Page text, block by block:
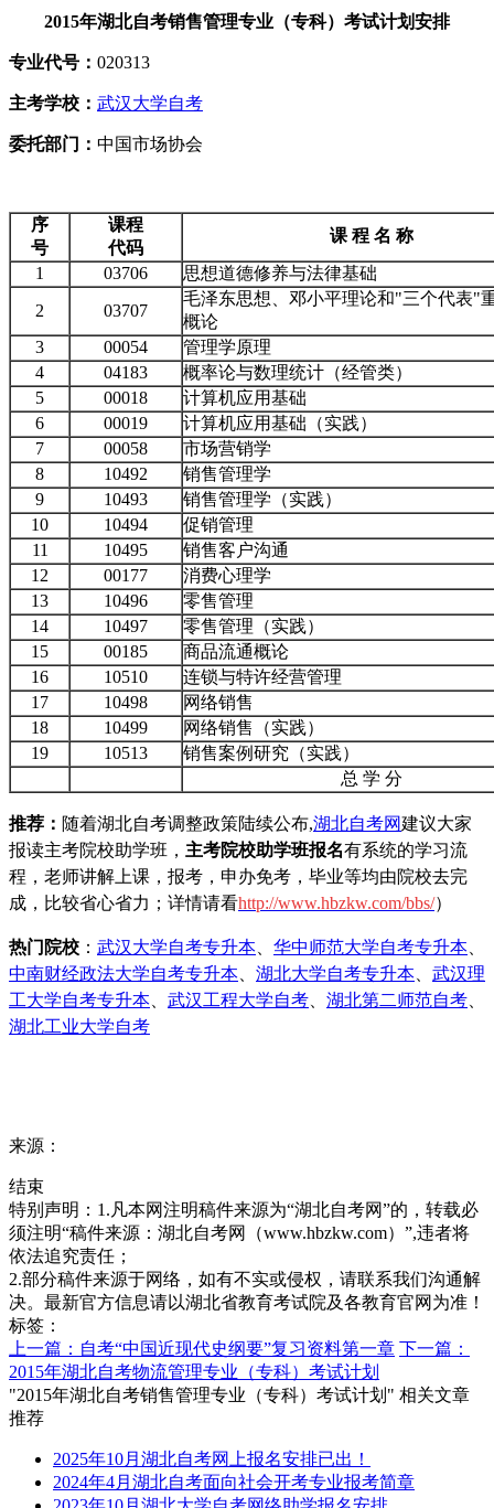
2015年湖北自考销售管理专业（专科）考试计划安排
专业代号： 020313
主考学校： 武汉大学自考
委托部门： 中国市场协会
序
号
课程
代码
课 程 名 称
1
03706
思想道德修养与法律基础
2
03707
毛泽东思想、邓小平理论和"三个代表"
概论
3
00054
管理学原理
4
04183
概率论与数理统计（经管类）
5
00018
计算机应用基础
6
00019
计算机应用基础（实践）
7
00058
市场营销学
8
10492
销售管理学
9
10493
销售管理学（实践）
10
10494
促销管理
11
10495
销售客户沟通
12
00177
消费心理学
13
10496
零售管理
14
10497
零售管理（实践）
15
00185
商品流通概论
16
10510
连锁与特许经营管理
17
10498
网络销售
18
10499
网络销售（实践）
19
10513
销售案例研究（实践）
总 学 分
推荐： 随着湖北自考调整政策陆续公布,湖北自考网建议大家
报读主考院校助学班， 主考院校助学班报名有系统的学习流
程，老师讲解上课，报考，申办免考，毕业等均由院校去完
成，比较省心省力；详情请看http://www.hbzkw.com/bbs/）
热门院校 ： 武汉大学自考专升本 华中师范大学自考专升本
中南财经政法大学自考专升本
湖北大学自考专升本
武汉理
工大学自考专升本
武汉工程大学自考 湖北第二师范自考
湖北工业大学自考
来源：
结束
特别声明：1.凡本网注明稿件来源为“湖北自考网”的，转载必
须注明“稿件来源：湖北自考网（www.hbzkw.com）”,违者将
依法追究责任；
2.部分稿件来源于网络，如有不实或侵权，请联系我们沟通解
决。最新官方信息请以湖北省教育考试院及各教育官网为准！
标签：
上一篇：自考“中国近现代史纲要”复习资料第一章 下一篇：
2015年湖北自考物流管理专业（专科）考试计划
"2015年湖北自考销售管理专业（专科）考试计划" 相关文章
推荐
2025年10月湖北自考网上报名安排已出！
2024年4月湖北自考面向社会开考专业报考简章